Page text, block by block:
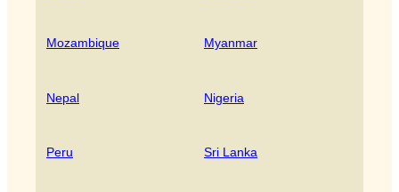
Mozambique Myanmar
Nepal Nigeria
Peru Sri Lanka